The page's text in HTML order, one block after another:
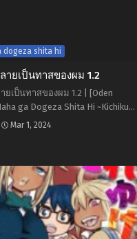
dogeza shita hi
ายเป็นทาสของผม 1.2
ยเป็นทาสของผม 1.2 | [Oden
ga Dogeza Shita Hi ~Kichiku
Otosareta Kachiki na Haha~ –
Mar 1, 2024